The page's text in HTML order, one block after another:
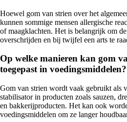
Hoewel gom van strien over het
kunnen sommige mensen allergische
of maagklachten. Het is belangrijk om
overschrijden en bij twijfel een arts te
Op welke manieren kan gom
toegepast in voedingsmiddelen?
Gom van strien wordt vaak gebruikt als
stabilisator in producten zoals sauzen,
en bakkerijproducten. Het kan ook
voedingsmiddelen om ze langer